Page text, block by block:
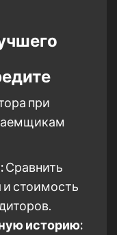
при
Сравнить
и стоимость
историю: